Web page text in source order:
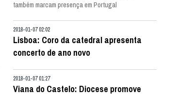
também marcam presença em Portugal
2018-01-07 02:02
Lisboa: Coro da catedral apresenta
concerto de ano novo
2018-01-07 01:27
Viana do Castelo: Diocese promove